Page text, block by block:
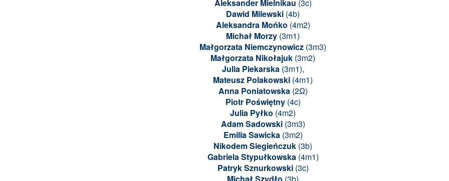
Aleksander Mielnikau (3c)
Dawid Milewski (4b)
Aleksandra Mońko (4m2)
Michał Morzy (3m1)
Małgorzata Niemczynowicz (3m3)
Małgorzata Nikołajuk (3m2)
Julia Piekarska(3m1),
Mateusz Polakowski (4m1)
Anna Poniatowska(2Ω)
Piotr Poświętny(4c)
Julia Pyłko (4m2)
Adam Sadowski(3m3)
Emilia Sawicka(3m2)
Nikodem Siegieńczuk (3b)
Gabriela Stypułkowska(4m1)
Patryk Sznurkowski(3c)